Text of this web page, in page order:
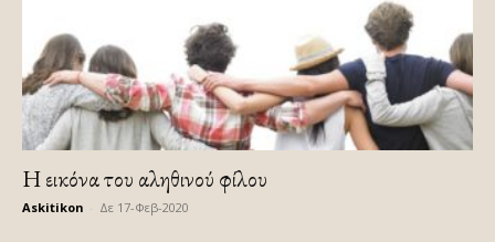
H εικόνα του αληθινού φίλου
Askitikon Δε 17-Φεβ-2020